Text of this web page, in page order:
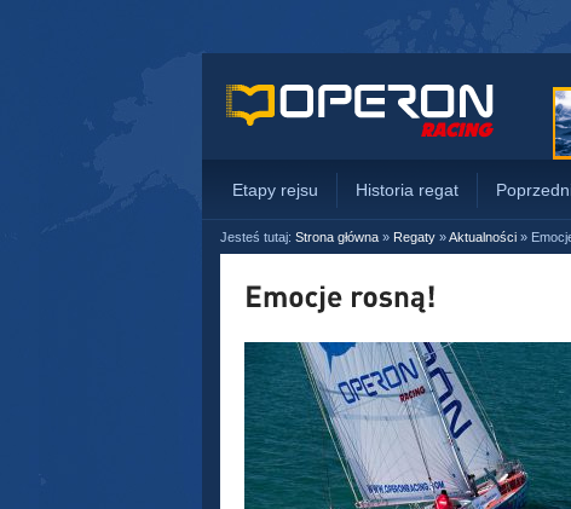
Etapy rejsu Historia regat
Jesteś tutaj: Strona główna » Regaty »Aktualności »